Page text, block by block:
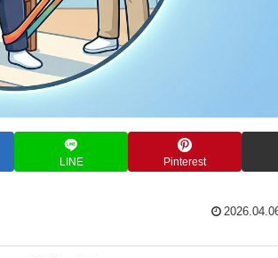
LINE Pinterest